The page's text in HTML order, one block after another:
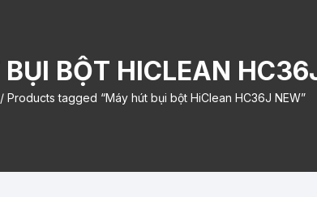
BỘT HICLEAN
/ Products tagged “Máy hút bụi bột HiClean HC36J NEW”